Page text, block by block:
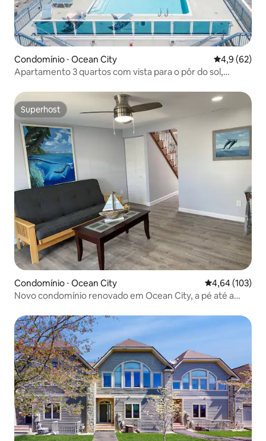
Condomínio ⋅ Ocean City 4,9 de uma
4,9 (62)
Apartamento 3 quartos com vista para o pôr do sol,
Superhost
Superhost
Condomínio ⋅ Ocean City 4,64 de uma
4,64 (103)
Novo condomínio renovado em Ocean City, a pé até a